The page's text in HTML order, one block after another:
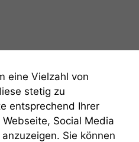
eine Vielzahl von
stetig zu
entsprechend Ihrer
Social Media
Sie können